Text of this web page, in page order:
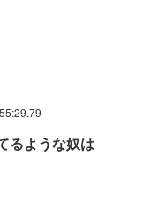
るような奴は